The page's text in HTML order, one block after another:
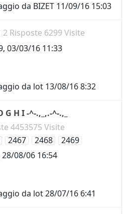
da BIZET 11/09/16 15:03
2 Risposte 6299 Visite
, 03/03/16 11:33
da lot 13/08/16 8:32
G H I -^-.,_,.-^-.,_
4453575 Visite
2467 2468
2469
28/08/06 16:54
da lot28/07/16 6:41